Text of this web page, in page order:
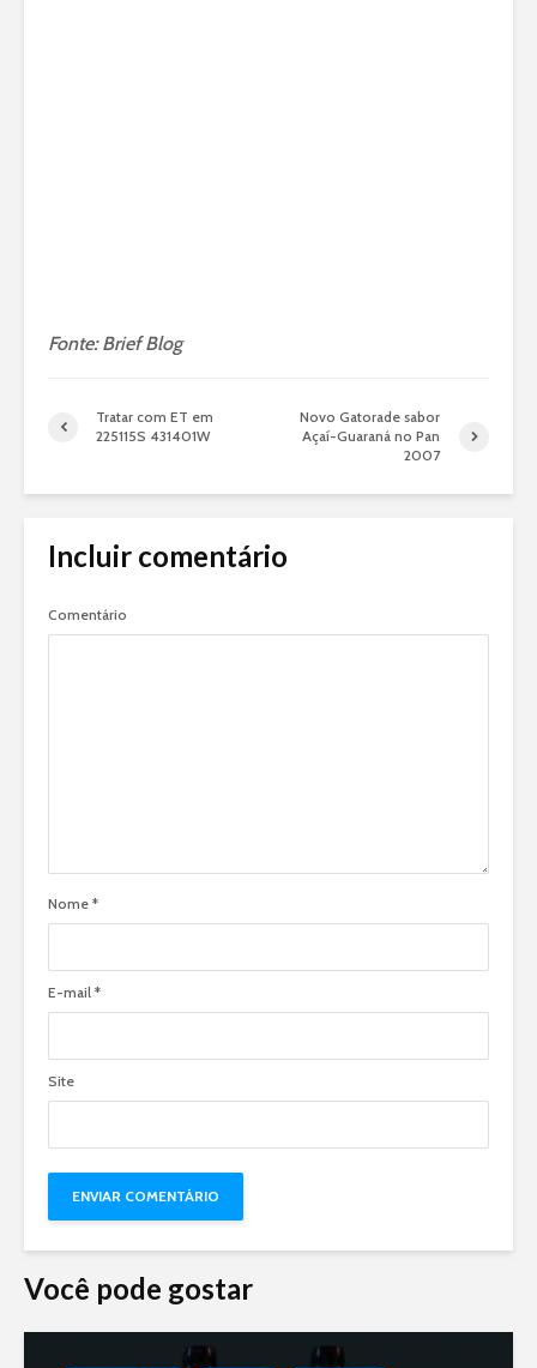
Fonte: Brief Blog
Tratar com ET em
225115S 431401W
Novo Gatorade sabor
Açaí-Guaraná no Pan
2007
Incluir comentário
Comentário
Nome *
E-mail *
Site
Você pode gostar